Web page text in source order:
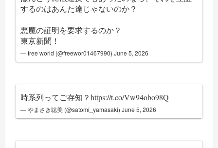
するのはあんた達じゃないのか？
悪魔の証明を要求するのか？
東京新聞！
— free world (@freewor01467990)June 5, 2026
時系列ってご存知？https://t.co/Vw94obo98Q
— やまさき聡美 (@satomi_yamasaki)June 5, 2026